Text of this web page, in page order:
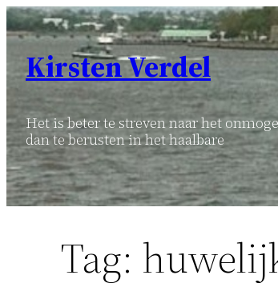
Ga
naar
inhoud
Kirsten Verdel
Het is beter te streven naar het
dan te berusten in het haalbare
Tag: